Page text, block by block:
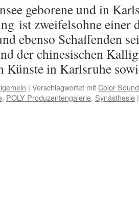
geborene und in
ist zweifelsohne einer
ebenso Schaffenden
der chinesischen
Künste in Karlsruhe
| Verschlagwortet mitColor Sound
, POLY Produzentengalerie, Synästhesie |